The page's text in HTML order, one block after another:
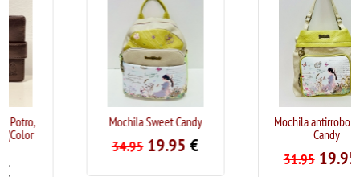
Mochila Sweet Candy
19.95€
Mochila antirrobo Sweet
19.95€